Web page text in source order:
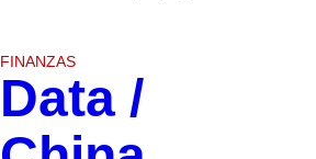
FINANZAS
Data /